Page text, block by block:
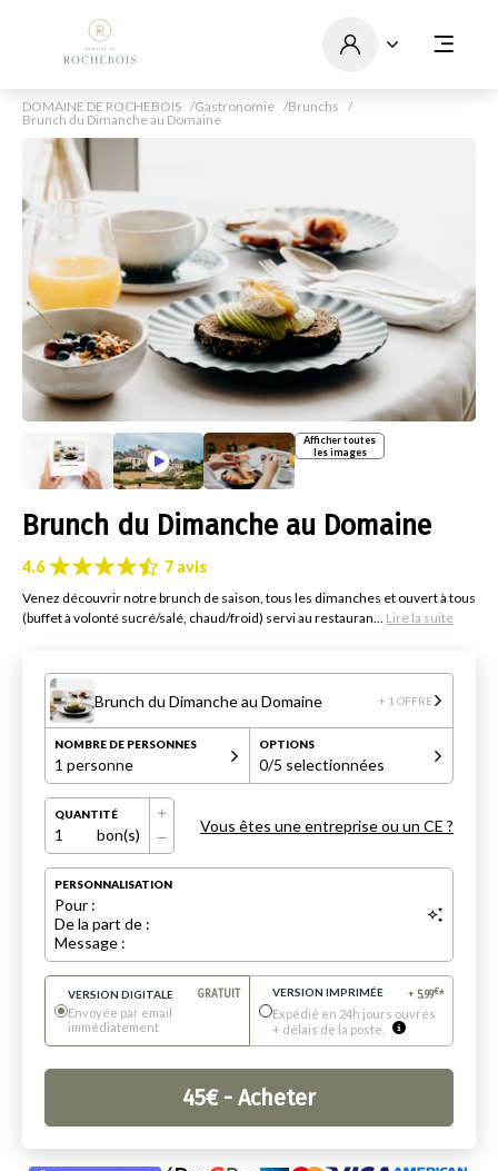
DOMAINE DE ROCHEBOIS Gastronomie
Brunchs
Brunch du Dimanche au Domaine
Afficher toutes
les images
Brunch du Dimanche au Domaine
4.6 7 avis
Venez découvrir notre brunch de saison, tous les dimanches et ouvert à tous
(buffet à volonté sucré/salé, chaud/froid) servi au restauran... Lire la suite
Brunch du Dimanche au Domaine + 1 OFFRE
NOMBRE DE PERSONNES
1 personne
OPTIONS
0/5 selectionnées
QUANTITÉ
1 bon(s) Vous êtes une entreprise ou un CE ?
PERSONNALISATION
Pour :
De la part de :
Message :
VERSION DIGITALE GRATUIT
Envoyée par email
immédiatement
VERSION IMPRIMÉE + 5.99€*
Expédié en 24h jours ouvrés
+ délais de la poste.
45€- Acheter